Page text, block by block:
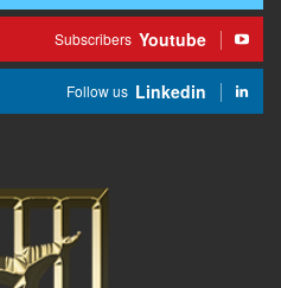
Youtube
Subscribers
Linkedin
Follow us